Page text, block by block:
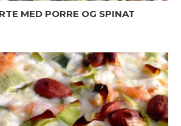
MED PORRE OG SPINAT